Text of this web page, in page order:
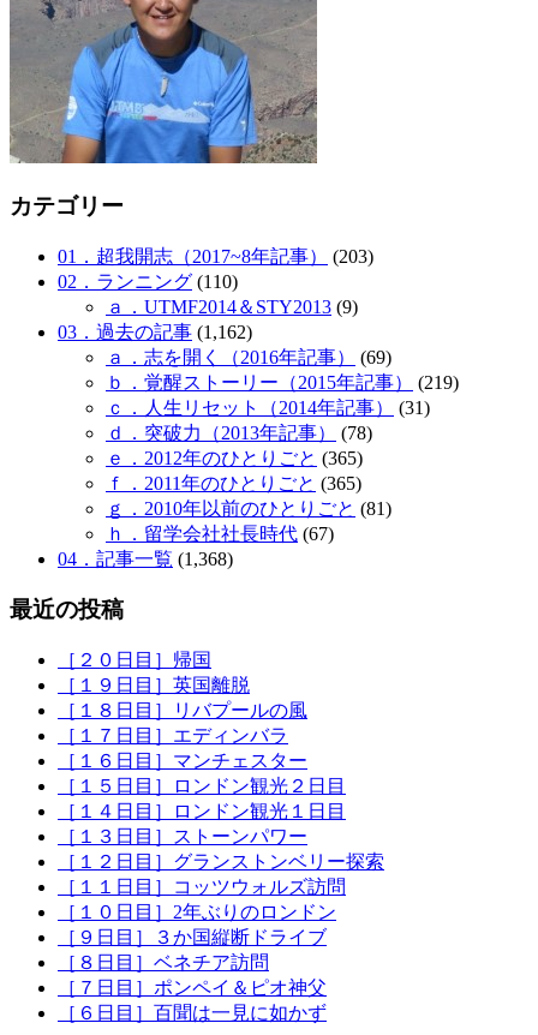
カテゴリー
01．超我開志（2017~8年記事）
(203)
02．ランニング (110)
ａ．UTMF2014＆STY2013 (9)
03．過去の記事 (1,162)
ａ．志を開く（2016年記事）
(69)
ｂ．覚醒ストーリー（2015年記事）
(219)
ｃ．人生リセット（2014年記事）
(31)
ｄ．突破力（2013年記事）
(78)
ｅ．2012年のひとりごと (365)
ｆ．2011年のひとりごと (365)
ｇ．2010年以前のひとりごと (81)
ｈ．留学会社社長時代 (67)
04．記事一覧 (1,368)
最近の投稿
［２０日目］帰国
［１９日目］英国離脱
［１８日目］リバプールの風
［１７日目］エディンバラ
［１６日目］マンチェスター
［１５日目］ロンドン観光２日目
［１４日目］ロンドン観光１日目
［１３日目］ストーンパワー
［１２日目］グランストンベリー探索
［１１日目］コッツウォルズ訪問
［１０日目］2年ぶりのロンドン
［９日目］３か国縦断ドライブ
［８日目］ベネチア訪問
［７日目］ポンペイ＆ピオ神父
［６日目］百聞は一見に如かず